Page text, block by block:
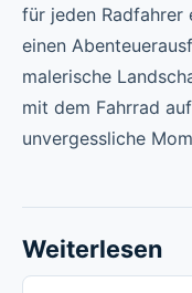
für jeden Radfahrer
einen
malerische
mit dem Fahrrad
unvergessliche
Weiterlesen